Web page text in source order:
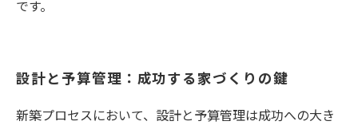
です。
設計と予算管理：成功する家づくりの鍵
新築プロセスにおいて、設計と予算管理は成功への大き